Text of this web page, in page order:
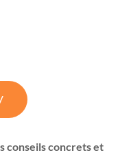
conseils concrets et